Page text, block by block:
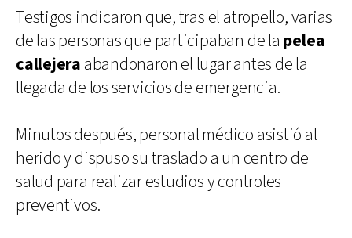
Testigos indicaron que, tras el atropello, varias
de las personas que participaban de la pelea
callejera abandonaron el lugar antes de la
llegada de los servicios de emergencia.
Minutos después, personal médico asistió al
herido y dispuso su traslado a un centro de
salud para realizar estudios y controles
preventivos.